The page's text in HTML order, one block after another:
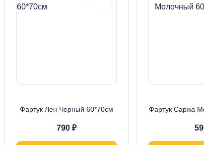
Фартук Лен Черный 60*70см
790 ₽
Фартук Саржа